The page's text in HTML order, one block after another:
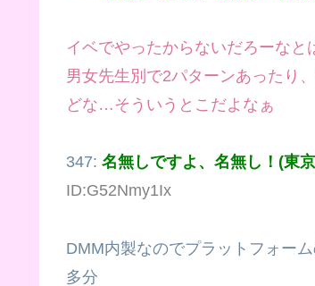
イベでやったからないだろーな
男女先生別で2パターンあったり
どな…そういうとこだよなぁ
347: 名無しですよ、名無し！(東
ID:G52Nmy1Ix
DMM内製なのでプラットフォー
多分